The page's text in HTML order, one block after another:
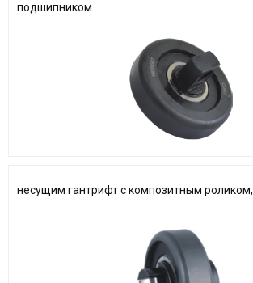
подшипником
несущим гантрифт с композитным роликом,